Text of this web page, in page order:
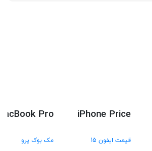
iPhone Price
قیمت ایفون 15
Pro
مک بوک پرو